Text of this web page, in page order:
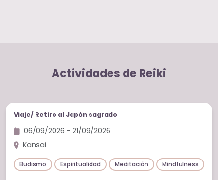
Actividades de Reiki
Viajes iniciáticos
Viaje/ Retiro al Japón sagrado
06/09/2026 - 21/09/2026
Kansai
Budismo Espiritualidad Meditación Mindfulness